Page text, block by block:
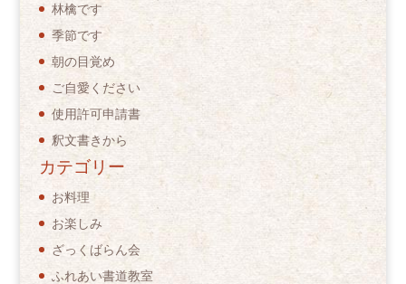
林檎です
季節です
朝の目覚め
ご自愛ください
使用許可申請書
釈文書きから
カテゴリー
お料理
お楽しみ
ざっくばらん会
ふれあい書道教室